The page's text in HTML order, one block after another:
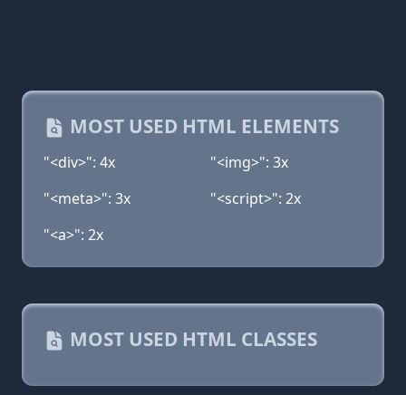
MOST USED HTML ELEMENTS
"<div>": 4x
"<img>": 3x
"<meta>": 3x
"<script>": 2x
"<a>": 2x
MOST USED HTML CLASSES